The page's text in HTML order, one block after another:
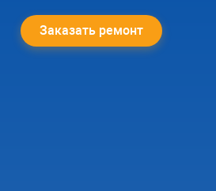
Заказать ремонт